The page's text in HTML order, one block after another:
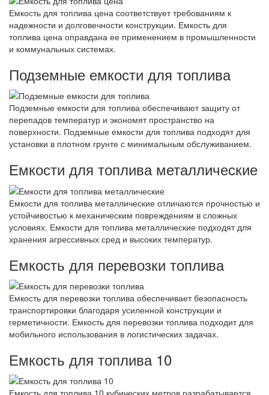
Емкость для топлива цена соответствует требованиям к
надежности и долговечности конструкции. Емкость для
топлива цена оправдана ее применением в промышленности
и коммунальных системах.
Подземные емкости для топлива
Подземные емкости для топлива обеспечивают защиту от
перепадов температур и экономят пространство на
поверхности. Подземные емкости для топлива подходят для
установки в плотном грунте с минимальным обслуживанием.
Емкости для топлива металлические
Емкости для топлива металлические отличаются прочностью и
устойчивостью к механическим повреждениям в сложных
условиях. Емкости для топлива металлические подходят для
хранения агрессивных сред и высоких температур.
Емкость для перевозки топлива
Емкость для перевозки топлива обеспечивает безопасность
транспортировки благодаря усиленной конструкции и
герметичности. Емкость для перевозки топлива подходит для
мобильного использования в логистических задачах.
Емкость для топлива 10